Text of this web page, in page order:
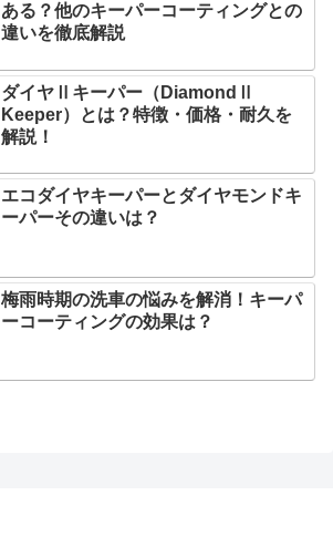
ある？他のキーパーコーティングとの
違いを徹底解説
ダイヤⅡキーパー（DiamondⅡ
Keeper）とは？特徴・価格・耐久を
解説！
エコダイヤキーパーとダイヤモンドキ
ーパーその違いは？
梅雨時期の洗車の悩みを解消！キーパ
ーコーティングの効果は？